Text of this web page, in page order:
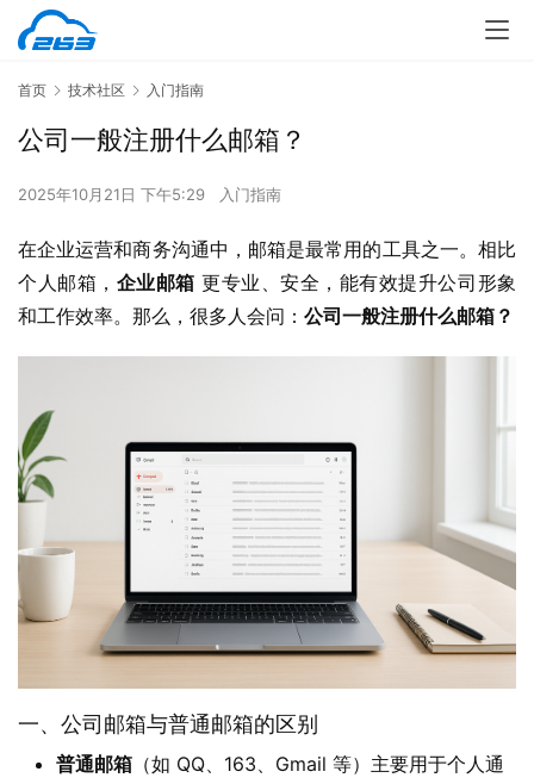
首页 技术社区 入门指南
公司一般注册什么邮箱？
2025年10月21日 下午5:29 入门指南
在企业运营和商务沟通中，邮箱是最常用的工具之一。相比
个人邮箱， 企业邮箱 更专业、安全，能有效提升公司形象
和工作效率。那么，很多人会问： 公司一般注册什么邮箱？
一、公司邮箱与普通邮箱的区别
普通邮箱 （如 QQ、163、Gmail 等）主要用于个人通